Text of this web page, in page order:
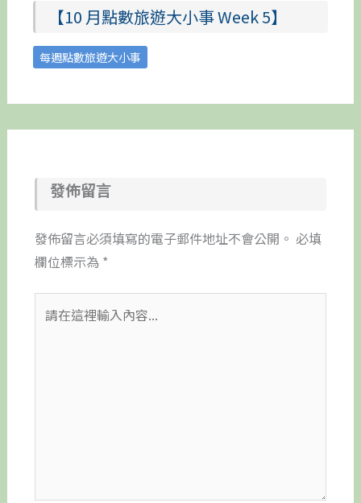
【10 月點數旅遊大小事 Week 5】
每週點數旅遊大小事
發佈留言
發佈留言必須填寫的電子郵件地址不會公開。 必填
欄位標示為 *
在